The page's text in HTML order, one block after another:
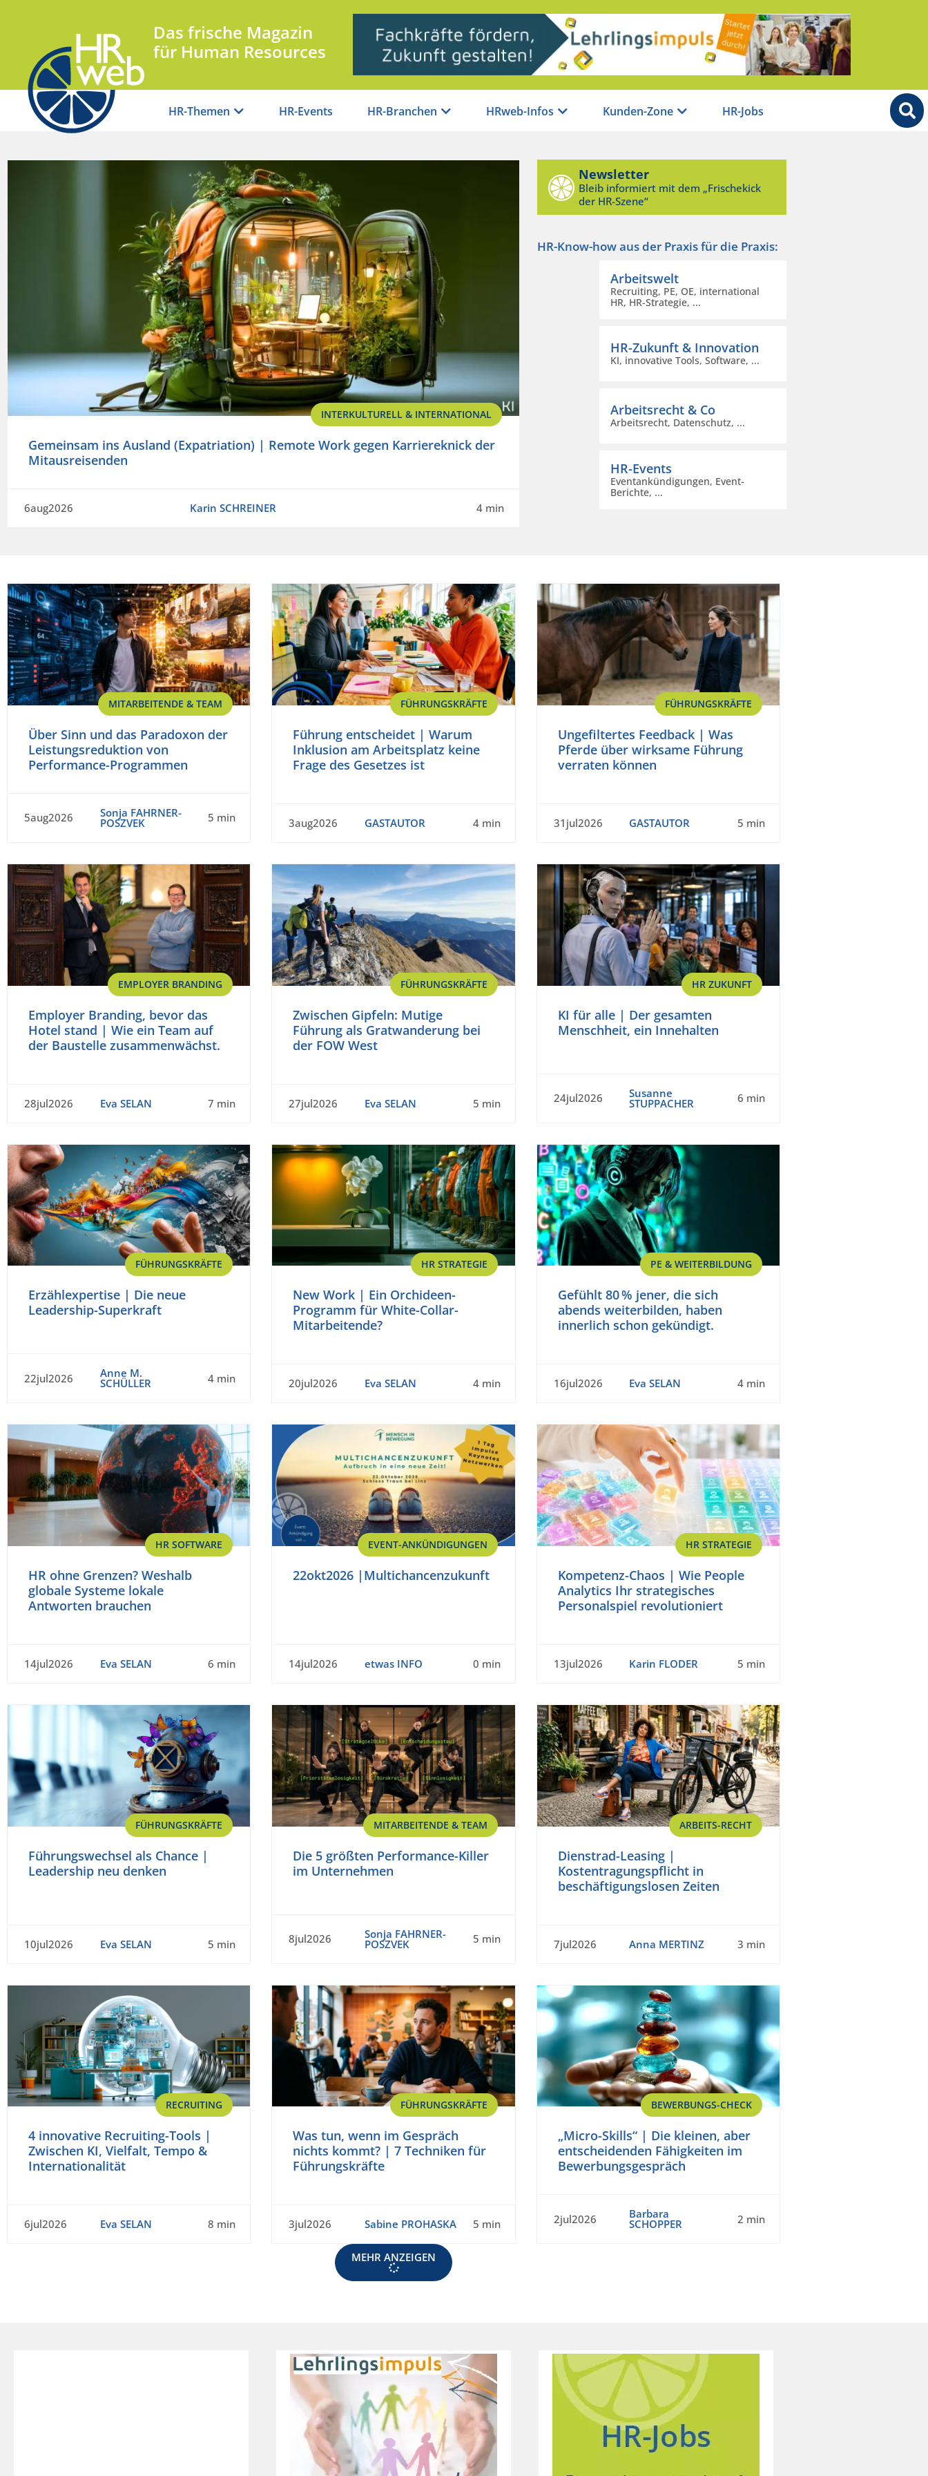
Das frische Magazin
für Human Resources
HR-Themen HR-Events HR-Branchen HRweb-Infos Kunden-Zone HR-Jobs
INTERKULTURELL & INTERNATIONAL
Gemeinsam ins Ausland (Expatriation) | Remote Work gegen Karriereknick der
Mitausreisenden
6aug2026 Karin SCHREINER 4 min
Newsletter
Bleib informiert mit dem „Frischekick
der HR-Szene“
HR-Know-how aus der Praxis für die Praxis:
Arbeitswelt
Recruiting, PE, OE, international
HR, HR-Strategie, ...
HR-Zukunft & Innovation
KI, innovative Tools, Software, ...
Arbeitsrecht & Co
Arbeitsrecht, Datenschutz, ...
HR-Events
Eventankündigungen, Event-
Berichte, ...
MITARBEITENDE & TEAM
Über Sinn und das Paradoxon der
Leistungsreduktion von
Performance-Programmen
5aug2026 Sonja FAHRNER-
POSZVEK 5 min
FÜHRUNGSKRÄFTE
Führung entscheidet | Warum
Inklusion am Arbeitsplatz keine
Frage des Gesetzes ist
3aug2026 GASTAUTOR 4 min
FÜHRUNGSKRÄFTE
Ungefiltertes Feedback | Was
Pferde über wirksame Führung
verraten können
31jul2026 GASTAUTOR 5 min
EMPLOYER BRANDING
Employer Branding, bevor das
Hotel stand | Wie ein Team auf
der Baustelle zusammenwächst.
28jul2026 Eva SELAN 7 min
FÜHRUNGSKRÄFTE
Zwischen Gipfeln: Mutige
Führung als Gratwanderung bei
der FOW West
27jul2026 Eva SELAN 5 min
HR ZUKUNFT
KI für alle | Der gesamten
Menschheit, ein Innehalten
24jul2026 Susanne
STUPPACHER 6 min
FÜHRUNGSKRÄFTE
Erzählexpertise | Die neue
Leadership-Superkraft
22jul2026 Anne M.
SCHÜLLER 4 min
HR STRATEGIE
New Work | Ein Orchideen-
Programm für White-Collar-
Mitarbeitende?
20jul2026 Eva SELAN 4 min
PE & WEITERBILDUNG
Gefühlt 80 % jener, die sich
abends weiterbilden, haben
innerlich schon gekündigt.
16jul2026 Eva SELAN 4 min
HR SOFTWARE
HR ohne Grenzen? Weshalb
globale Systeme lokale
Antworten brauchen
14jul2026 Eva SELAN 6 min
EVENT-ANKÜNDIGUNGEN
22okt2026 |Multichancenzukunft
14jul2026 etwas INFO 0 min
HR STRATEGIE
Kompetenz-Chaos | Wie People
Analytics Ihr strategisches
Personalspiel revolutioniert
13jul2026 Karin FLODER 5 min
FÜHRUNGSKRÄFTE
Führungswechsel als Chance |
Leadership neu denken
10jul2026 Eva SELAN 5 min
MITARBEITENDE & TEAM
Die 5 größten Performance-Killer
im Unternehmen
8jul2026 Sonja FAHRNER-
POSZVEK 5 min
ARBEITS-RECHT
Dienstrad-Leasing |
Kostentragungspflicht in
beschäftigungslosen Zeiten
7jul2026 Anna MERTINZ 3 min
RECRUITING
4 innovative Recruiting-Tools |
Zwischen KI, Vielfalt, Tempo &
Internationalität
6jul2026 Eva SELAN 8 min
FÜHRUNGSKRÄFTE
Was tun, wenn im Gespräch
nichts kommt? | 7 Techniken für
Führungskräfte
3jul2026 Sabine PROHASKA 5 min
BEWERBUNGS-CHECK
„Micro-Skills“ | Die kleinen, aber
entscheidenden Fähigkeiten im
Bewerbungsgespräch
2jul2026 Barbara
SCHOPPER 2 min
MEHR ANZEIGEN